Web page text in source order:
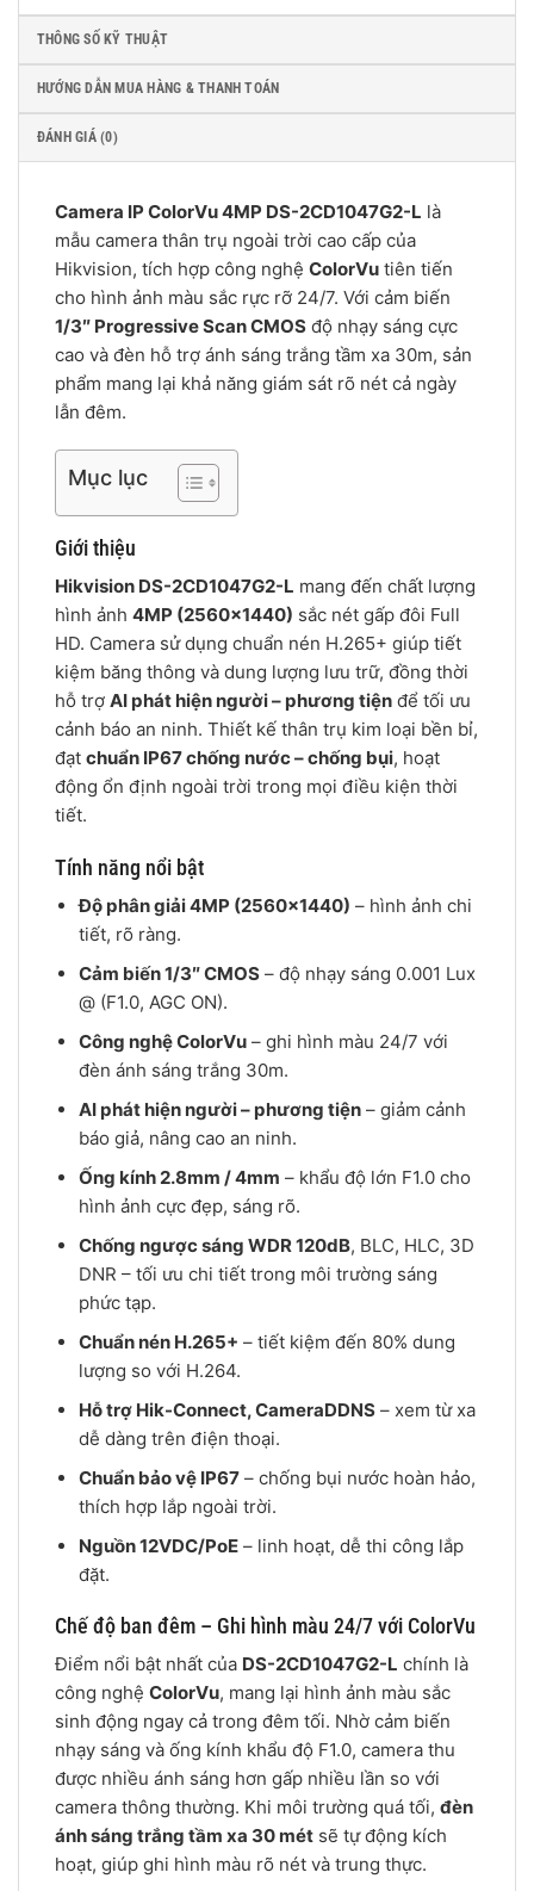
THÔNG SỐ KỸ THUẬT
HƯỚNG DẪN MUA HÀNG & THANH TOÁN
ĐÁNH GIÁ (0)
Camera IP ColorVu 4MP DS-2CD1047G2-L là
mẫu camera thân trụ ngoài trời cao cấp của
Hikvision, tích hợp công nghệ ColorVu tiên tiến
cho hình ảnh màu sắc rực rỡ 24/7. Với cảm biến
1/3″ Progressive Scan CMOS độ nhạy sáng cực
cao và đèn hỗ trợ ánh sáng trắng tầm xa 30m, sản
phẩm mang lại khả năng giám sát rõ nét cả ngày
lẫn đêm.
Mục lục
Giới thiệu
Hikvision DS-2CD1047G2-L mang đến chất lượng
hình ảnh 4MP (2560×1440) sắc nét gấp đôi Full
HD. Camera sử dụng chuẩn nén H.265+ giúp tiết
kiệm băng thông và dung lượng lưu trữ, đồng thời
hỗ trợ AI phát hiện người – phương tiện để tối ưu
cảnh báo an ninh. Thiết kế thân trụ kim loại bền bỉ,
đạt chuẩn IP67 chống nước – chống bụi, hoạt
động ổn định ngoài trời trong mọi điều kiện thời
tiết.
Tính năng nổi bật
Độ phân giải 4MP (2560×1440) – hình ảnh chi
tiết, rõ ràng.
Cảm biến 1/3″ CMOS– độ nhạy sáng 0.001 Lux
@ (F1.0, AGC ON).
Công nghệ ColorVu– ghi hình màu 24/7 với
đèn ánh sáng trắng 30m.
AI phát hiện người – phương tiện– giảm cảnh
báo giả, nâng cao an ninh.
Ống kính 2.8mm / 4mm – khẩu độ lớn F1.0 cho
hình ảnh cực đẹp, sáng rõ.
Chống ngược sáng WDR 120dB, BLC, HLC, 3D
DNR – tối ưu chi tiết trong môi trường sáng
phức tạp.
Chuẩn nén H.265+ – tiết kiệm đến 80% dung
lượng so với H.264.
Hỗ trợ Hik-Connect, CameraDDNS– xem từ xa
dễ dàng trên điện thoại.
Chuẩn bảo vệ IP67– chống bụi nước hoàn hảo,
thích hợp lắp ngoài trời.
Nguồn 12VDC/PoE– linh hoạt, dễ thi công lắp
đặt.
Chế độ ban đêm – Ghi hình màu 24/7 với ColorVu
Điểm nổi bật nhất của DS-2CD1047G2-L chính là
công nghệ ColorVu, mang lại hình ảnh màu sắc
sinh động ngay cả trong đêm tối. Nhờ cảm biến
nhạy sáng và ống kính khẩu độ F1.0, camera thu
được nhiều ánh sáng hơn gấp nhiều lần so với
camera thông thường. Khi môi trường quá tối, đèn
ánh sáng trắng tầm xa 30 mét sẽ tự động kích
hoạt, giúp ghi hình màu rõ nét và trung thực.